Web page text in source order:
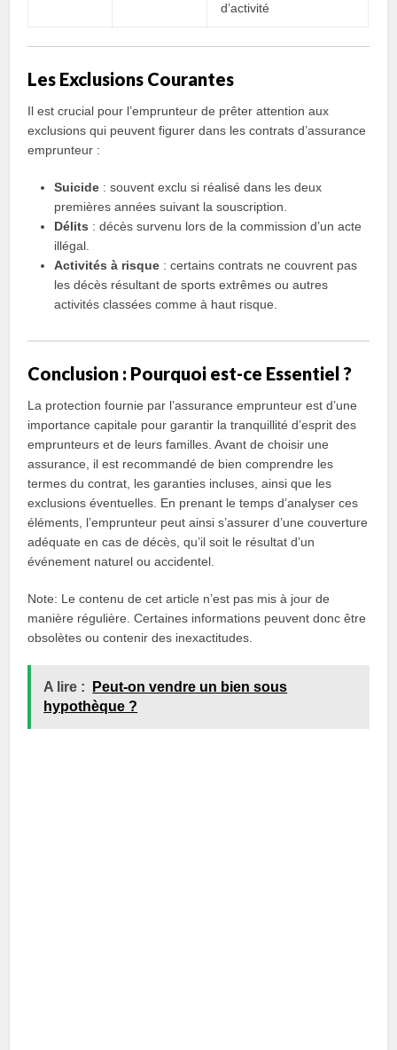
d’activité
Les Exclusions Courantes
Il est crucial pour l’emprunteur de prêter attention aux
exclusions qui peuvent figurer dans les contrats d’assurance
emprunteur :
Suicide : souvent exclu si réalisé dans les deux
premières années suivant la souscription.
Délits : décès survenu lors de la commission d’un acte
illégal.
Activités à risque : certains contrats ne couvrent pas
les décès résultant de sports extrêmes ou autres
activités classées comme à haut risque.
Conclusion : Pourquoi est-ce Essentiel ?
La protection fournie par l’assurance emprunteur est d’une
importance capitale pour garantir la tranquillité d’esprit des
emprunteurs et de leurs familles. Avant de choisir une
assurance, il est recommandé de bien comprendre les
termes du contrat, les garanties incluses, ainsi que les
exclusions éventuelles. En prenant le temps d’analyser ces
éléments, l’emprunteur peut ainsi s’assurer d’une couverture
adéquate en cas de décès, qu’il soit le résultat d’un
événement naturel ou accidentel.
Note: Le contenu de cet article n’est pas mis à jour de
manière régulière. Certaines informations peuvent donc être
obsolètes ou contenir des inexactitudes.
A lire :
Peut-on vendre un bien sous
hypothèque ?